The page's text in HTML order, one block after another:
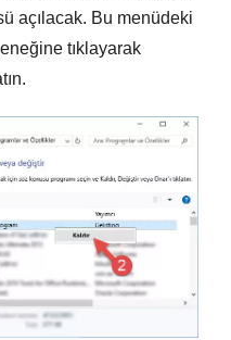
açılacak. Bu menüdeki
tıklayarak